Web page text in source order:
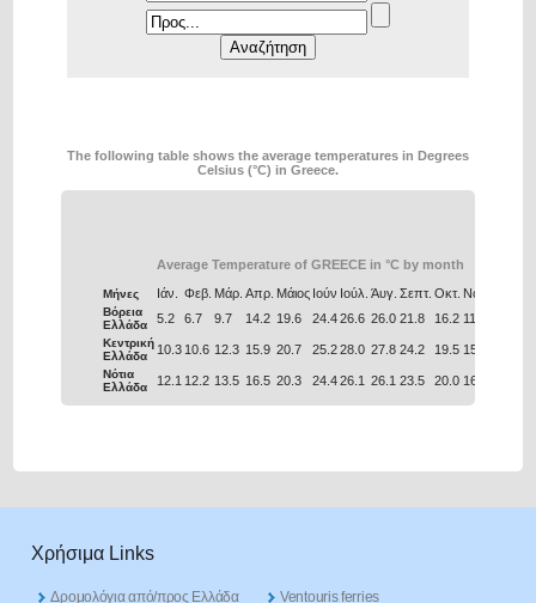
The following table shows the average temperatures in Degrees
Celsius (°C) in Greece.
Average Temperature of GREECE in °C by month
Μήνες Ιάν. Φεβ. Μάρ. Απρ. Μάιος Ιούν Ιούλ. Άυγ. Σεπτ. Οκτ. Νοέ.
Βόρεια
Ελλάδα
5.2 6.7 9.7 14.2 19.6 24.426.6 26.0 21.8 16.2 11.0
Κεντρική
Ελλάδα
10.3 10.6 12.3 15.9 20.7 25.228.0 27.8 24.2 19.5 15.4
Νότια
Ελλάδα
12.1 12.2 13.5 16.5 20.3 24.426.1 26.1 23.5 20.0 16.6
Χρήσιμα Links
Δρομολόγια από/προς Ελλάδα Ventouris ferries